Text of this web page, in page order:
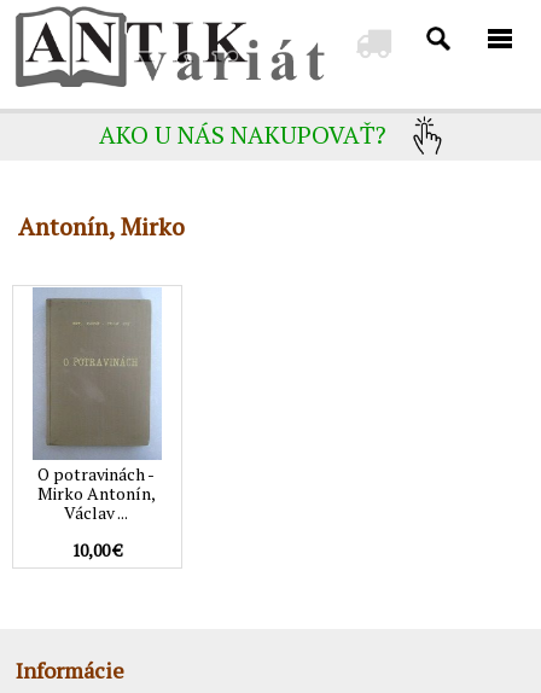
AKO U NÁS NAKUPOVAŤ?
Antonín, Mirko
O potravinách -
Mirko Antonín,
Václav ...
10,00 €
Informácie